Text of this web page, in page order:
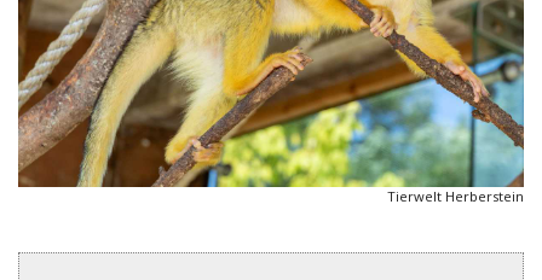
Tierwelt Herberstein